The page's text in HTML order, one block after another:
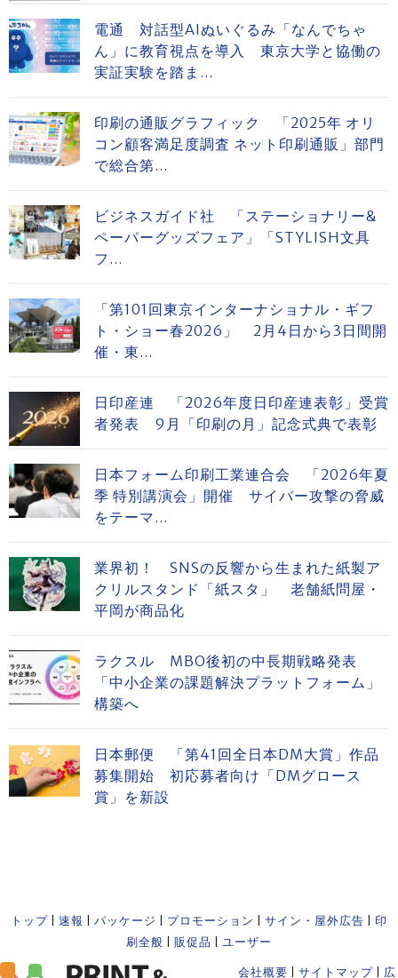
電通 対話型AIぬいぐるみ「なんでちゃ
ん」に教育視点を導入 東京大学と協働の
実証実験を踏ま...
印刷の通販グラフィック 「2025年 オリ
コン顧客満足度調査 ネット印刷通販」部門
で総合第...
ビジネスガイド社 「ステーショナリー&
ペーパーグッズフェア」「STYLISH文具
フ...
「第101回東京インターナショナル・ギフ
ト・ショー春2026」 2月4日から3日間開
催・東...
日印産連 「2026年度日印産連表彰」受賞
者発表 9月「印刷の月」記念式典で表彰
日本フォーム印刷工業連合会 「2026年夏
季 特別講演会」開催 サイバー攻撃の脅威
をテーマ...
業界初！ SNSの反響から生まれた紙製ア
クリルスタンド「紙スタ」 老舗紙問屋・
平岡が商品化
ラクスル MBO後初の中長期戦略発表
「中小企業の課題解決プラットフォーム」
構築へ
日本郵便 「第41回全日本DM大賞」作品
募集開始 初応募者向け「DMグロース
賞」を新設
トップ 速報 パッケージ プロモーション サイン・屋外広告
印
刷全般
販促品 ユーザー
会社概要 サイトマップ 広